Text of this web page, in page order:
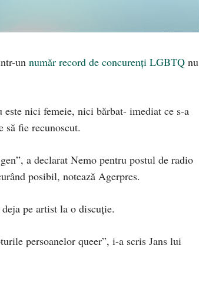
un număr record de concurenți LGBTQ nu
nici femeie, nici bărbat- imediat ce s-a
să fie recunoscut.
a declarat Nemo pentru postul de radio
posibil, notează Agerpres.
pe artist la o discuţie.
persoanelor queer”, i-a scris Jans lui